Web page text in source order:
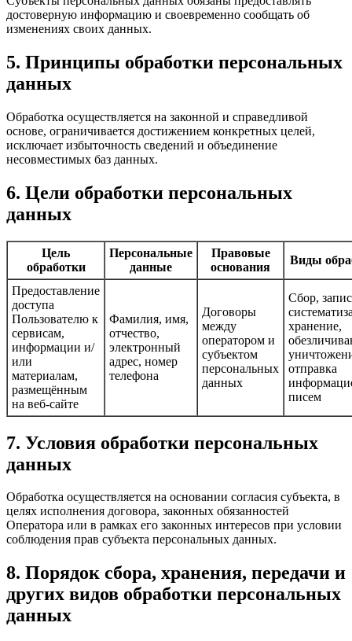
достоверную информацию и своевременно сообщать об
изменениях своих данных.
5. Принципы обработки персональных
данных
Обработка осуществляется на законной и справедливой
основе, ограничивается достижением конкретных целей,
исключает избыточность сведений и объединение
несовместимых баз данных.
6. Цели обработки персональных
данных
Цель
обработки
Персональные
данные
Правовые
основания
Виды
Предоставление
доступа
Пользователю к
сервисам,
информации и/
или
материалам,
размещённым
на веб‑сайте
Фамилия, имя,
отчество,
электронный
адрес, номер
телефона
Договоры
между
оператором и
субъектом
персональных
данных
Сбор,
хранение,
отправка
писем
7. Условия обработки персональных
данных
Обработка осуществляется на основании согласия субъекта, в
целях исполнения договора, законных обязанностей
Оператора или в рамках его законных интересов при условии
соблюдения прав субъекта персональных данных.
8. Порядок сбора, хранения, передачи и
других видов обработки персональных
данных